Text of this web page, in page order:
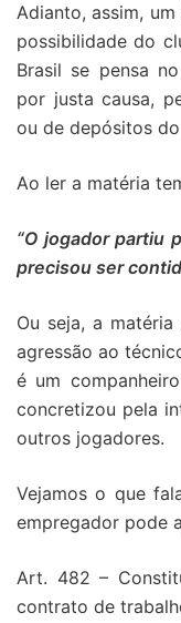
Adianto, assim,
possibilidade do
Brasil se pensa
por justa causa,
ou de depósitos
Ao ler a matéria
“O jogador partiu
precisou ser
Ou seja, a
agressão ao
é um
concretizou pela
outros jogadores.
Vejamos o que
empregador pode
Art. 482 –
contrato de